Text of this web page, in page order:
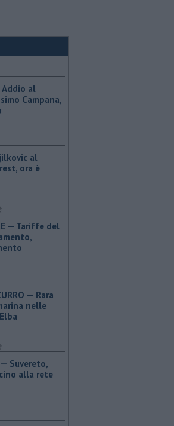
Addio al
Campana,
al
ora è
— Tariffe del
— Rara
nelle
— Suvereto,
alla rete